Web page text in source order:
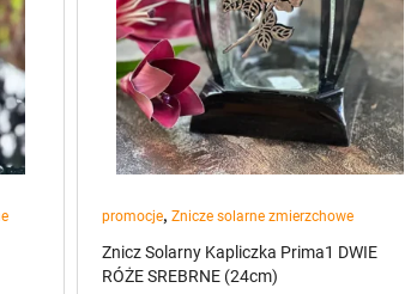
promocje, Znicze solarne zmierzchowe
Znicz Solarny Kapliczka Prima1 DWIE
RÓŻE SREBRNE (24cm)